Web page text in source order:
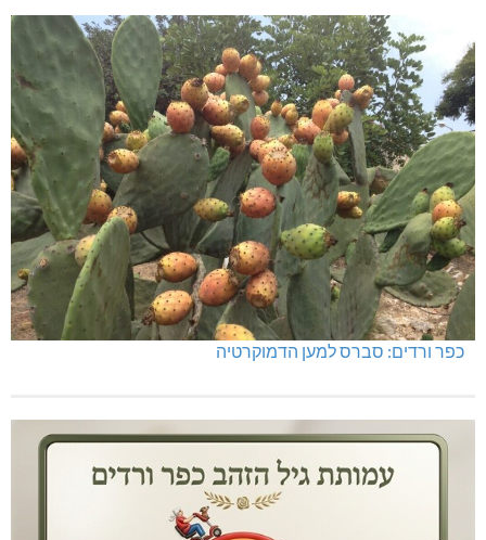
כפר ורדים: סברס למען הדמוקרטיה